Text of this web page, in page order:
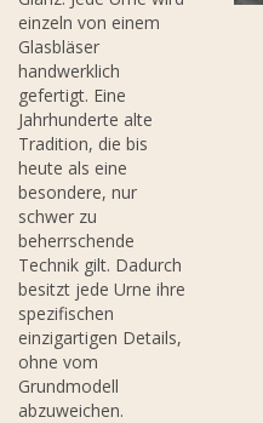
einzeln von einem
Glasbläser
handwerklich
gefertigt. Eine
Jahrhunderte alte
Tradition, die bis
heute als eine
besondere, nur
schwer zu
beherrschende
Technik gilt. Dadurch
besitzt jede Urne ihre
spezifischen
einzigartigen Details,
ohne vom
Grundmodell
abzuweichen.